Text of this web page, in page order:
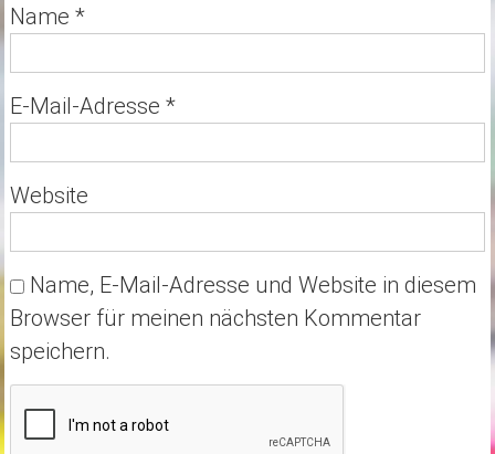
Name *
E-Mail-Adresse *
Website
Name, E-Mail-Adresse und Website in diesem
Browser für meinen nächsten Kommentar
speichern.